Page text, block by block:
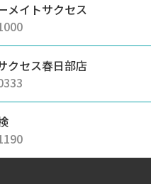
メイトサクセス
クセス春日部店